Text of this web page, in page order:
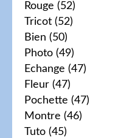
Rouge (52)
Tricot (52)
Bien (50)
Photo (49)
Echange (47)
Fleur (47)
Pochette (47)
Montre (46)
Tuto (45)